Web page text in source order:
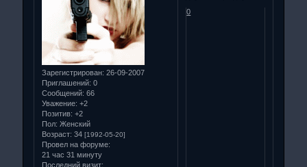
Зарегистрирован: 26-09-2007
Приглашений: 0
Сообщений: 66
Уважение: +2
Позитив: +2
Пол: Женский
Возраст: 34[1992-05-20]
Провел на форуме:
21 час 31 минуту
Последний визит:
0